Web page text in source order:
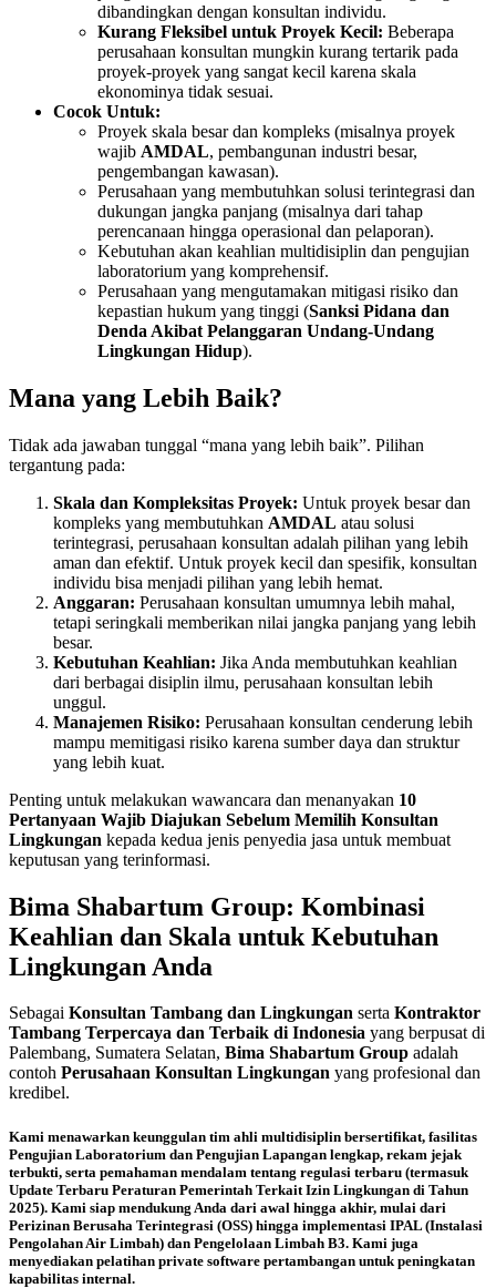
dibandingkan dengan konsultan individu.
Kurang Fleksibel untuk Proyek Kecil: Beberapa
perusahaan konsultan mungkin kurang tertarik pada
proyek-proyek yang sangat kecil karena skala
ekonominya tidak sesuai.
Cocok Untuk:
Proyek skala besar dan kompleks (misalnya proyek
wajib AMDAL, pembangunan industri besar,
pengembangan kawasan).
Perusahaan yang membutuhkan solusi terintegrasi dan
dukungan jangka panjang (misalnya dari tahap
perencanaan hingga operasional dan pelaporan).
Kebutuhan akan keahlian multidisiplin dan pengujian
laboratorium yang komprehensif.
Perusahaan yang mengutamakan mitigasi risiko dan
kepastian hukum yang tinggi (Sanksi Pidana dan
Denda Akibat Pelanggaran Undang-Undang
Lingkungan Hidup).
Mana yang Lebih Baik?
Tidak ada jawaban tunggal “mana yang lebih baik”. Pilihan
tergantung pada:
Skala dan Kompleksitas Proyek: Untuk proyek besar dan
kompleks yang membutuhkan AMDAL atau solusi
terintegrasi, perusahaan konsultan adalah pilihan yang lebih
aman dan efektif. Untuk proyek kecil dan spesifik, konsultan
individu bisa menjadi pilihan yang lebih hemat.
Anggaran: Perusahaan konsultan umumnya lebih mahal,
tetapi seringkali memberikan nilai jangka panjang yang lebih
besar.
Kebutuhan Keahlian: Jika Anda membutuhkan keahlian
dari berbagai disiplin ilmu, perusahaan konsultan lebih
unggul.
Manajemen Risiko: Perusahaan konsultan cenderung lebih
mampu memitigasi risiko karena sumber daya dan struktur
yang lebih kuat.
Penting untuk melakukan wawancara dan menanyakan 10
Pertanyaan Wajib Diajukan Sebelum Memilih Konsultan
Lingkungan kepada kedua jenis penyedia jasa untuk membuat
keputusan yang terinformasi.
Bima Shabartum Group: Kombinasi
Keahlian dan Skala untuk Kebutuhan
Lingkungan Anda
Sebagai Konsultan Tambang dan Lingkungan serta Kontraktor
Tambang Terpercaya dan Terbaik di Indonesia yang berpusat di
Palembang, Sumatera Selatan, Bima Shabartum Group adalah
contoh Perusahaan Konsultan Lingkungan yang profesional dan
kredibel.
Kami menawarkan keunggulan tim ahli multidisiplin bersertifikat, fasilitas
Pengujian Laboratorium dan Pengujian Lapangan lengkap, rekam jejak
terbukti, serta pemahaman mendalam tentang regulasi terbaru (termasuk
Update Terbaru Peraturan Pemerintah Terkait Izin Lingkungan di Tahun
2025). Kami siap mendukung Anda dari awal hingga akhir, mulai dari
Perizinan Berusaha Terintegrasi (OSS) hingga implementasi IPAL (Instalasi
Pengolahan Air Limbah) dan Pengelolaan Limbah B3. Kami juga
menyediakan pelatihan private software pertambangan untuk peningkatan
kapabilitas internal.